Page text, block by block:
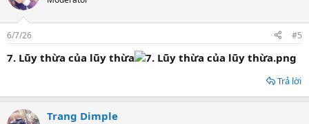
6/7/26 #5
7. Lũy thừa của lũy thừa
Trả lời
Trang Dimple